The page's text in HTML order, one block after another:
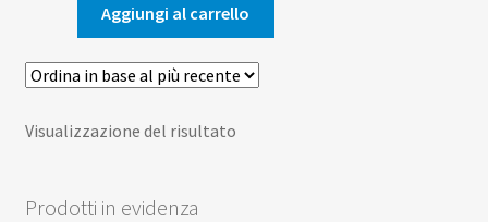
era:
14,00€.
è:
13,30€.
Aggiungi al carrello
Visualizzazione del risultato
Prodotti in evidenza